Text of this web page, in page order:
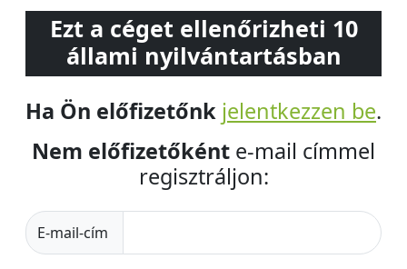
Ezt a céget ellenőrizheti 10
állami nyilvántartásban
Ha Ön előfizetőnk jelentkezzen be.
Nem előfizetőként e-mail címmel
regisztráljon:
E-mail-cím